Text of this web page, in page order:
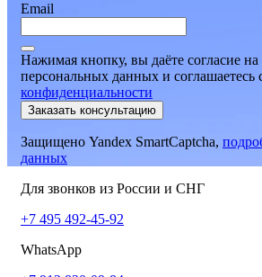
Email
Нажимая кнопку, вы даёте согласие на
персональных данных и соглашаетесь
конфиденциальности
Заказать консультацию
Защищено Yandex SmartCaptcha,
данных
Для звонков из России и СНГ
+7 495 492-45-92
WhatsApp